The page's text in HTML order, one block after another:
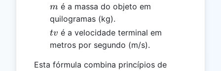
m
m é a massa do objeto em
quilogramas (kg).
tv
tv é a velocidade terminal em
metros por segundo (m/s).
Esta fórmula combina princípios de